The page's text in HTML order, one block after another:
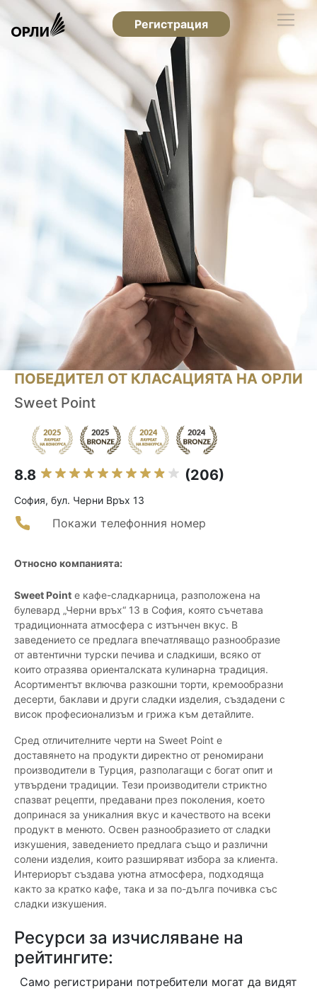
Регистрация
ПОБЕДИТЕЛ ОТ КЛАСАЦИЯТА НА ОРЛИ
Sweet Point
8.8 (206)
София, бул. Черни Връх 13
Покажи телефонния номер
Относно компанията:
Sweet Point е кафе-сладкарница, разположена на
булевард „Черни връх“ 13 в София, която съчетава
традиционната атмосфера с изтънчен вкус. В
заведението се предлага впечатляващо разнообразие
от автентични турски печива и сладкиши, всяко от
които отразява ориенталската кулинарна традиция.
Асортиментът включва разкошни торти, кремообразни
десерти, баклави и други сладки изделия, създадени с
висок професионализъм и грижа към детайлите.
Сред отличителните черти на Sweet Point е
доставянето на продукти директно от реномирани
производители в Турция, разполагащи с богат опит и
утвърдени традиции. Тези производители стриктно
спазват рецепти, предавани през поколения, което
допринася за уникалния вкус и качеството на всеки
продукт в менюто. Освен разнообразието от сладки
изкушения, заведението предлага също и различни
солени изделия, които разширяват избора за клиента.
Интериорът създава уютна атмосфера, подходяща
както за кратко кафе, така и за по-дълга почивка със
сладки изкушения.
Ресурси за изчисляване на
рейтингите:
Само регистрирани потребители могат да видят